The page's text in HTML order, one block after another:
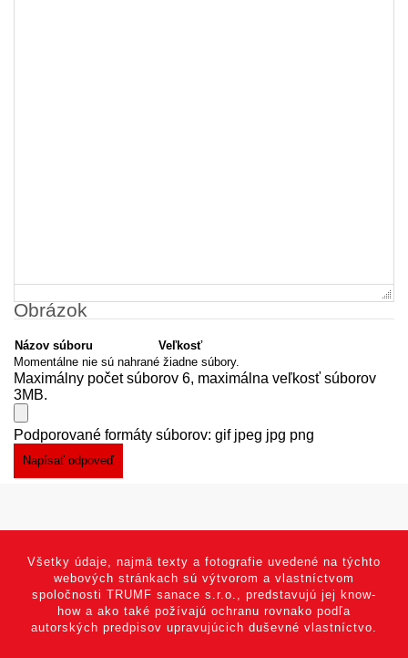
Obrázok
Názov súboru
Veľkosť
Momentálne nie sú nahrané žiadne súbory.
Maximálny počet súborov 6, maximálna veľkosť súborov
3MB.
Podporované formáty súborov: gif jpeg jpg png
Všetky údaje, najmä texty a fotografie uvedené na týchto
webových stránkach sú výtvorom a vlastníctvom
spoločnosti TRUMF sanace s.r.o., predstavujú jej know-
how a ako také požívajú ochranu rovnako podľa
autorských predpisov upravujúcich duševné vlastníctvo.